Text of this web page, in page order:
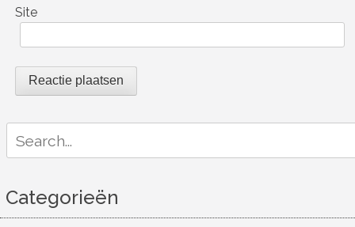
Site
for:
Categorieën